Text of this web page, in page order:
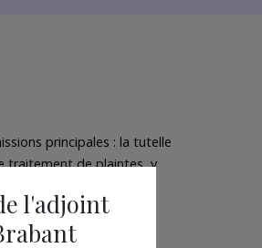
principales : la tutelle
traitement de plaintes, y
l'adjoint